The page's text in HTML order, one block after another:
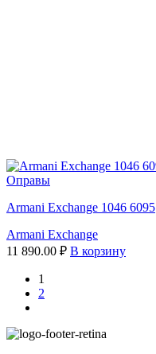
Оправы
Armani Exchange 1046 6095
Armani Exchange
11 890.00 ₽ В корзину
1
2